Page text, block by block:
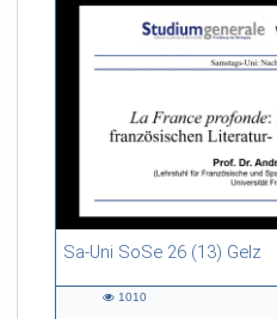
Sa-Uni SoSe 26 (13) Gelz
55:13 duration
1010